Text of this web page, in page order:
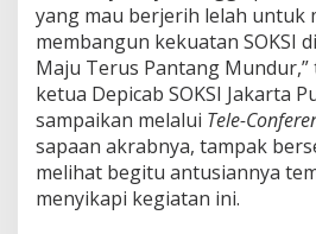
yang mau berjerih lelah untuk
membangun kekuatan SOKSI
Maju Terus Pantang
ketua Depicab SOKSI Jakarta
sampaikan melalui Tele-
sapaan akrabnya, tampak
melihat begitu antusiannya
menyikapi kegiatan ini.